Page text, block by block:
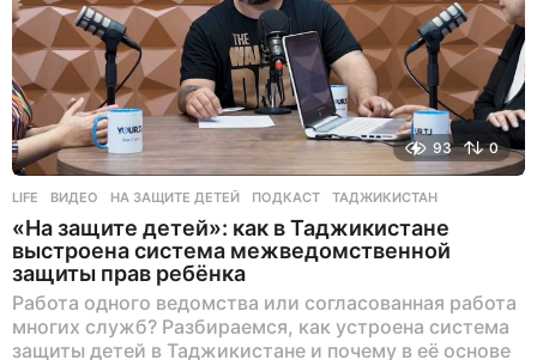
93 0
LIFE ВИДЕО ,НА ЗАЩИТЕ ДЕТЕЙ ,ПОДКАСТ ,ТАДЖИКИСТАН
«На защите детей»: как в Таджикистане
выстроена система межведомственной
защиты прав ребёнка
Работа одного ведомства или согласованная работа
многих служб? Разбираемся, как устроена система
защиты детей в Таджикистане и почему в её основе